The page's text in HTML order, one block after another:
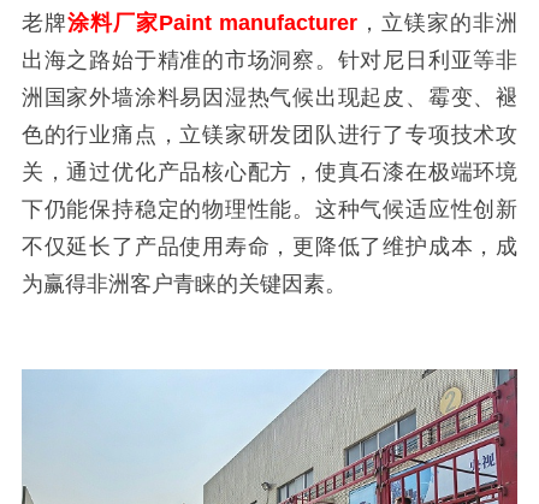
老牌涂料厂家Paint manufacturer ，立镁家的非洲
出海之路始于精准的市场洞察。针对尼日利亚等非
洲国家外墙涂料易因湿热气候出现起皮、霉变、褪
色的行业痛点，立镁家研发团队进行了专项技术攻
关，通过优化产品核心配方，使真石漆在极端环境
下仍能保持稳定的物理性能。这种气候适应性创新
不仅延长了产品使用寿命，更降低了维护成本，成
为赢得非洲客户青睐的关键因素。